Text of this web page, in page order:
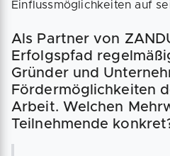
Einflussmöglichkeiten auf
Als Partner von
Erfolgspfad
Gründer und
Fördermöglichkeiten
Arbeit. Welchen
Teilnehmende